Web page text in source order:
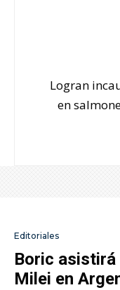
Logran
en
Editoriales
Boric asistirá
Milei en